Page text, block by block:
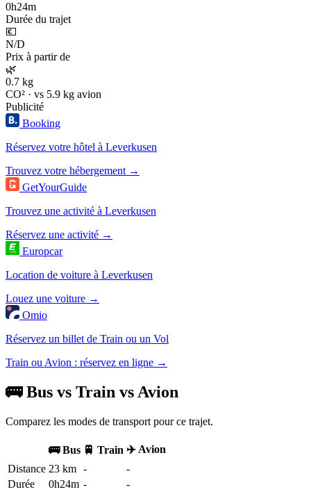
0h24m
Durée du trajet
💶
N/D
Prix à partir de
🌿
0.7 kg
CO² · vs 5.9 kg avion
Publicité
Booking
Réservez votre hôtel à Leverkusen
Trouvez votre hébergement →
GetYourGuide
Trouvez une activité à Leverkusen
Réservez une activité →
Europcar
Location de voiture à Leverkusen
Louez une voiture →
Omio
Réservez un billet de Train ou un Vol
Train ou Avion : réservez en ligne →
🚌 Bus vs Train vs Avion
Comparez les modes de transport pour ce trajet.
🚌 Bus 🚆 Train ✈️ Avion
Distance 23 km -
-
Durée
0h24m -
-